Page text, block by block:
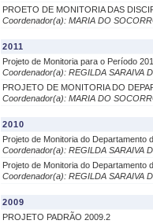
PROETO DE MONITORIA DAS
Coordenador(a): MARIA DO
2011
Projeto de Monitoria para o Período
Coordenador(a): REGILDA SARAIVA
PROJETO DE MONITORIA DO
Coordenador(a): MARIA DO
2010
Projeto de Monitoria do Departamento
Coordenador(a): REGILDA SARAIVA
Projeto de Monitoria do Departamento
Coordenador(a): REGILDA SARAIVA
2009
PROJETO PADRÃO 2009.2